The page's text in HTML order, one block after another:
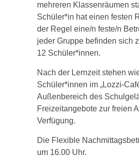
mehreren Klassenräumen
Schüler*in hat einen festen
der Regel eine/n feste/n
jeder Gruppe befinden sich
12 Schüler*innen.
Nach der Lernzeit stehen
Schüler*innen im „Lozzi-
Außenbereich des
Freizeitangebote zur freien
Verfügung.
Die Flexible
um 16.00 Uhr.